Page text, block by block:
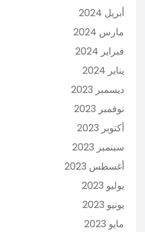
أبريل 2024
مارس 2024
فبراير 2024
يناير 2024
ديسمبر 2023
نوفمبر 2023
أكتوبر 2023
سبتمبر 2023
أغسطس 2023
يوليو 2023
يونيو 2023
مايو 2023